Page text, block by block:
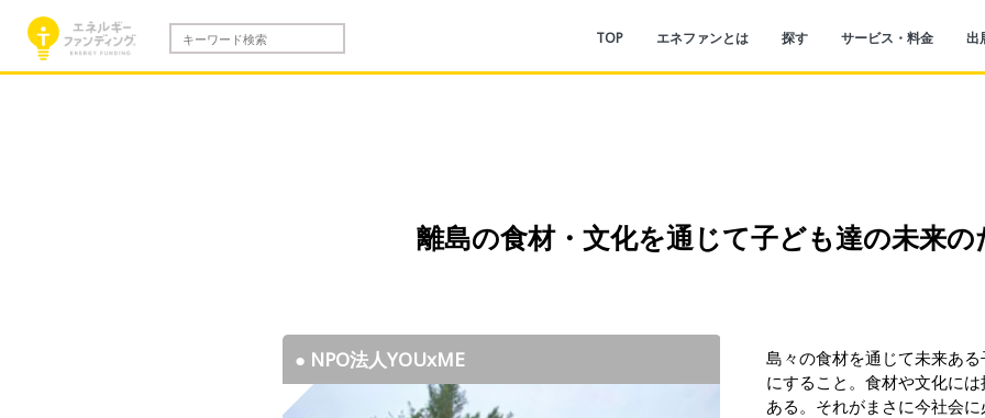
TOP エネファンとは 探す サービス・料金 出
離島の食材・文化を通じて子ども達の未来
● NPO法人YOUxME
● NPO法人YOUxME
● NPO法人YOUxME
● NPO法人YOUxME
島々の食材を通じて未来あ
にすること。食材や文化に
ある。それがまさに今社会